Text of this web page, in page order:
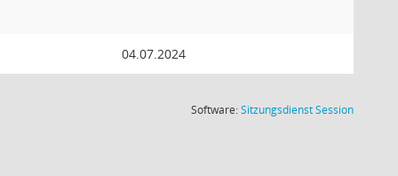
04.07.2024
Software:SitzungsdienstSession(Wird in